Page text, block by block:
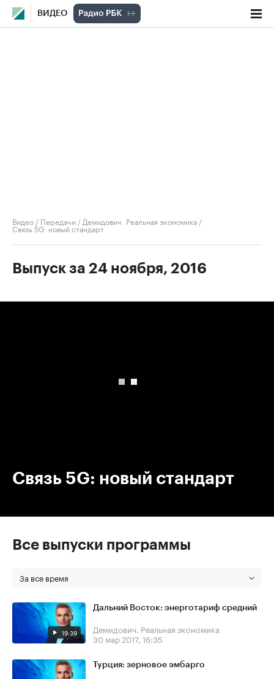
ВИДЕО
Видео / Передачи / Демидович. Реальная экономика /
Связь 5G: новый стандарт
Выпуск за 24 ноября, 2016
Связь 5G: новый стандарт
Все выпуски программы
За все время
19:39
Дальний Восток: энерготариф средний
Демидович. Реальная экономика
30 мар 2017, 16:35
Турция: зерновое эмбарго